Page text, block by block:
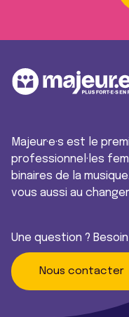
Majeur·e·s est le
professionnel·les
binaires de la
vous aussi au
Une question ?
Nous contacter